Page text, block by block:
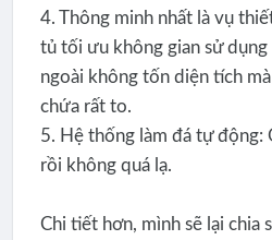
4. Thông minh nhất là vụ
tủ tối ưu không gian sử
ngoài không tốn diện tích
chứa rất to.
5. Hệ thống làm đá tự động:
rồi không quá lạ.
Chi tiết hơn, mình sẽ lại chia